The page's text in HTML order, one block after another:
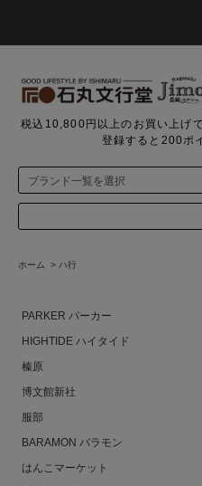
税込10,800円以上のお買い上げ
登録すると200ポ
ホーム > ハ行
PARKER パーカー
HIGHTIDE ハイタイド
榛原
博文館新社
服部
BARAMON バラモン
はんこマーケット